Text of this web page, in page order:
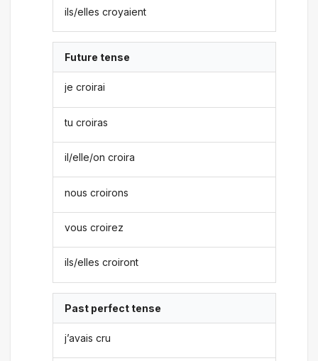
ils/elles croyaient
Future tense
je croirai
tu croiras
il/elle/on croira
nous croirons
vous croirez
ils/elles croiront
Past perfect tense
j’avais cru